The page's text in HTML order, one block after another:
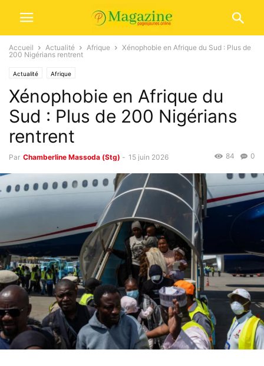
Accueil Actualité Afrique
Xénophobie en Afrique du Sud : Plus de
200 Nigérians rentrent
Actualité Afrique
Xénophobie en Afrique du
Sud : Plus de 200 Nigérians
rentrent
Par Chamberline Massoda (Stg) - 15 juin 2026 0
84